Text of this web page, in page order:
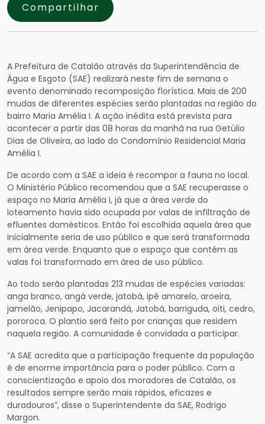
Compartilhar
A Prefeitura de Catalão através da Superintendência de
Água e Esgoto (SAE) realizará neste fim de semana o
evento denominado recomposição florística. Mais de 200
mudas de diferentes espécies serão plantadas na região do
bairro Maria Amélia I. A ação inédita está prevista para
acontecer a partir das 08 horas da manhã na rua Getúlio
Dias de Oliveira, ao lado do Condomínio Residencial Maria
Amélia I.
De acordo com a SAE a ideia é recompor a fauna no local.
O Ministério Público recomendou que a SAE recuperasse o
espaço no Maria Amélia I, já que a área verde do
loteamento havia sido ocupada por valas de infiltração de
efluentes domésticos. Então foi escolhida aquela área que
inicialmente seria de uso público e que será transformada
em área verde. Enquanto que o espaço que contém as
valas foi transformado em área de uso público.
Ao todo serão plantadas 213 mudas de espécies variadas:
anga branco, angá verde, jatobá, ipê amarelo, aroeira,
jamelão, Jenipapo, Jacarandá, Jatobá, barriguda, oiti, cedro,
pororoca. O plantio será feito por crianças que residem
naquela região. A comunidade é convidada a participar.
“A SAE acredita que a participação frequente da população
é de enorme importância para o poder público. Com a
conscientização e apoio dos moradores de Catalão, os
resultados sempre serão mais rápidos, eficazes e
duradouros”, disse o Superintendente da SAE, Rodrigo
Margon.